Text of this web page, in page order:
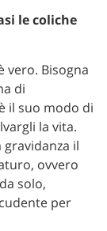
le coliche
vero. Bisogna
di
il suo modo di
la vita.
il
ovvero
solo,
per